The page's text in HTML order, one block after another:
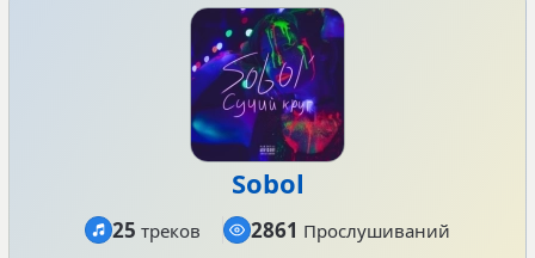
Sobol
25 треков 2861 Прослушиваний